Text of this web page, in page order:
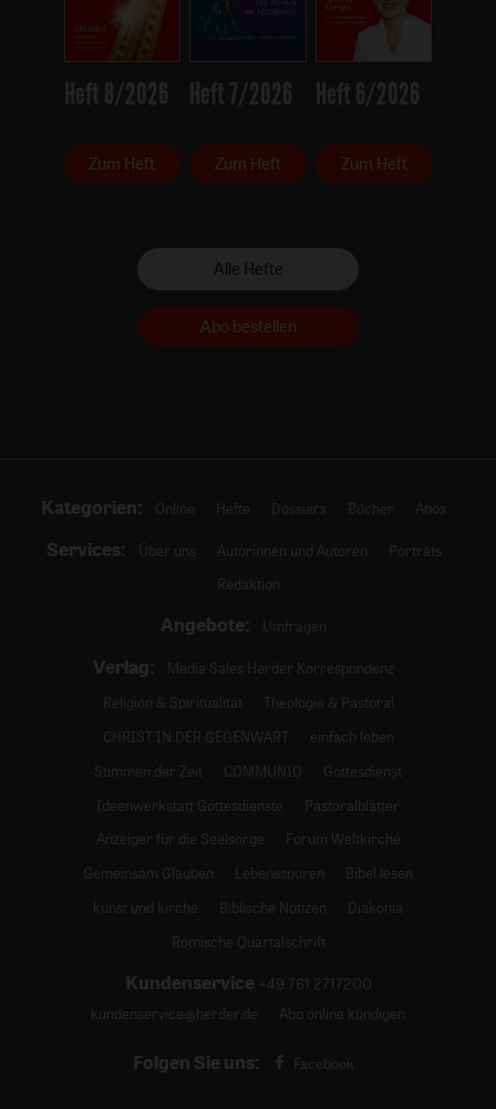
Heft 8/2026
Zum Heft
Heft 7/2026
Zum Heft
Heft 6/2026
Zum Heft
Alle Hefte
Abo bestellen
Kategorien: Online Hefte Dossiers Bücher Abos
Services: Über uns Autorinnen und Autoren
Porträts
Redaktion
Angebote: Umfragen
Verlag:
Media Sales Herder Korrespondenz
Religion & Spiritualität
Theologie & Pastoral
CHRIST IN DER GEGENWART
einfach leben
Stimmen der Zeit
COMMUNIO
Gottesdienst
Ideenwerkstatt Gottesdienste
Pastoralblätter
Anzeiger für die Seelsorge
Forum Weltkirche
Gemeinsam Glauben
Lebensspuren
Bibel lesen
kunst und kirche
Biblische Notizen
Diakonia
Römische Quartalschrift
Kundenservice +49 761 2717200
kundenservice@herder.de
Abo online kündigen
Folgen Sie uns: Facebook